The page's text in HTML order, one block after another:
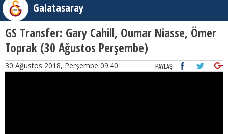
Galatasaray
GS Transfer: Gary Cahill, Oumar Niasse, Ömer
Toprak (30 Ağustos Perşembe)
30 Ağustos 2018, Perşembe 09:40 PAYLAŞ